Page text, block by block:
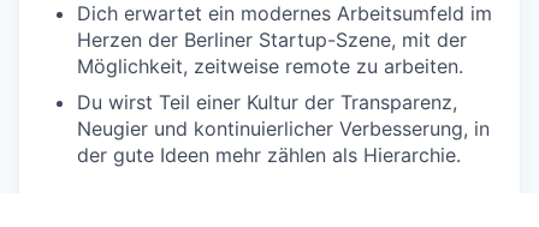
Dich erwartet ein modernes Arbeitsumfeld im
Herzen der Berliner Startup-Szene, mit der
Möglichkeit, zeitweise remote zu arbeiten.
Du wirst Teil einer Kultur der Transparenz,
Neugier und kontinuierlicher Verbesserung, in
der gute Ideen mehr zählen als Hierarchie.